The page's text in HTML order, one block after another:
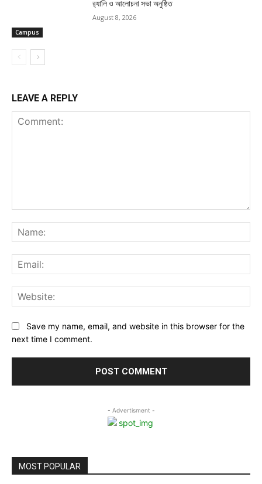
Campus
র‍্যালি ও আলোচনা সভা অনুষ্ঠিত
August 8, 2026
LEAVE A REPLY
Save my name, email, and website in this browser for the
next time I comment.
- Advertisment -
MOST POPULAR